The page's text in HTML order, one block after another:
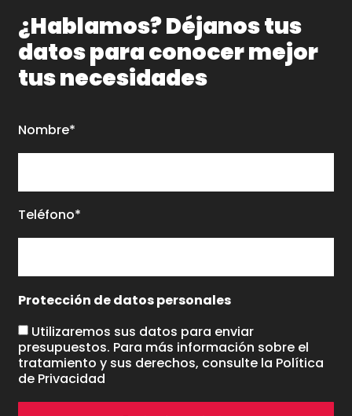
¿Hablamos? Déjanos tus
datos para conocer mejor
tus necesidades
Nombre*
Teléfono*
Protección de datos personales
Utilizaremos sus datos para enviar
presupuestos. Para más información sobre el
tratamiento y sus derechos, consulte la Política
de Privacidad